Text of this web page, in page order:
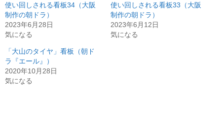
使い回しされる看板34（大阪
制作の朝ドラ）
2023年6月28日
気になる
使い回しされる看板33（大阪
制作の朝ドラ）
2023年6月12日
気になる
「大山のタイヤ」看板（朝ド
ラ『エール』）
2020年10月28日
気になる